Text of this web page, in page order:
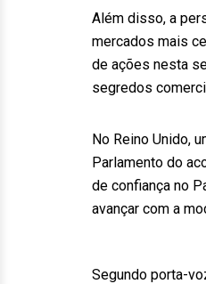
Além disso, a
mercados mais
de ações nesta
segredos
No Reino Unido,
Parlamento do
de confiança no
avançar com a
Segundo porta-